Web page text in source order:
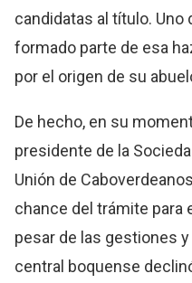
candidatas al título. Uno
formado parte de esa
por el origen de su
De hecho, en su
presidente de la
Unión de
chance del trámite para
pesar de las gestiones
central boquense